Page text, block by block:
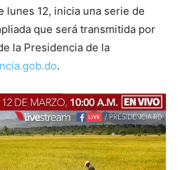
lunes 12, inicia una serie de
que será transmitida por
la Presidencia de la
.